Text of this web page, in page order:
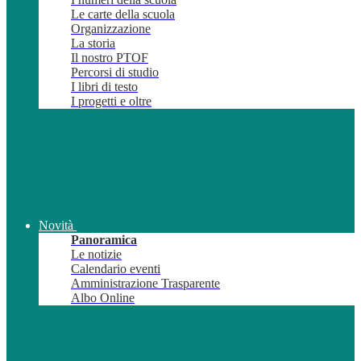
Le carte della scuola
Organizzazione
La storia
Il nostro PTOF
Percorsi di studio
I libri di testo
I progetti e oltre
Novità
Panoramica
Le notizie
Calendario eventi
Amministrazione Trasparente
Albo Online